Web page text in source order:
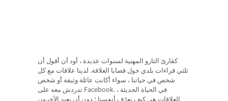
كقارئ التارو المهنية لسنوات عديدة ، أود أن أقول أن
ثلثي قراءات بلدي حول قضايا العلاقة. لدينا علاقات مع كل
شخص في حياتنا ، سواء أكانت عائلة وثيقة أو شخص
تدردش معه على Facebook. في الحياة الحديثة ،
العلاقات هي كيف نعرّف أنفسنا ؛ دون أن يعيد الآخرون